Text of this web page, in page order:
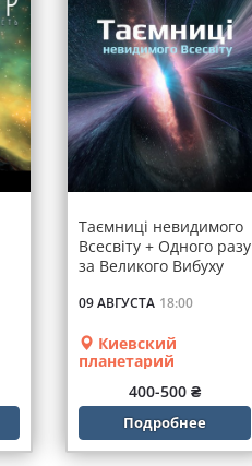
Таємниці невидимого
Всесвіту + Одного разу
за Великого Вибуху
09 АВГУСТА 18:00
Киевский
планетарий
400-500 ₴
Подробнее